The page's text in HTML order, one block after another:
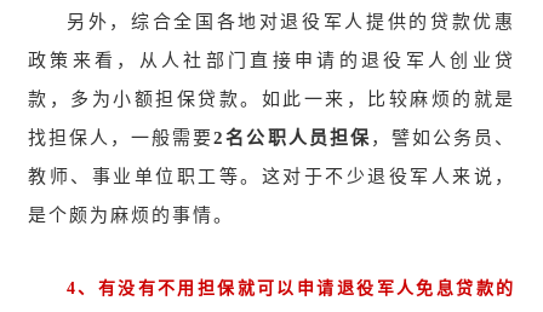
另外，综合全国各地对退役军人提供的贷款优惠
政策来看，从人社部门直接申请的退役军人创业贷
款，多为小额担保贷款。如此一来，比较麻烦的就是
找担保人，一般需要2名公职人员担保 ，譬如公务员、
教师、事业单位职工等。这对于不少退役军人来说，
是个颇为麻烦的事情。
4、有没有不用担保就可以申请退役军人免息贷款的